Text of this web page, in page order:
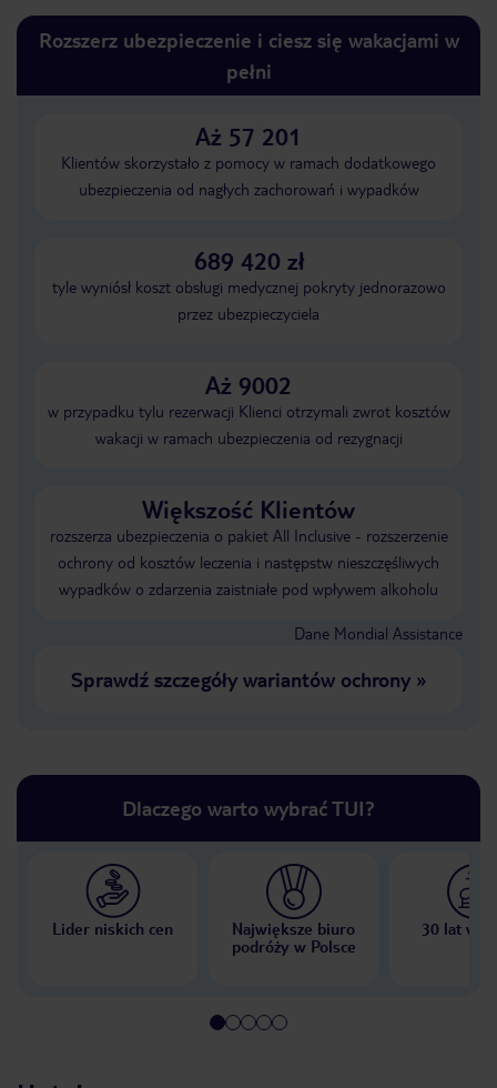
Rozszerz ubezpieczenie i ciesz się wakacjami w
pełni
Aż 57 201
Klientów skorzystało z pomocy w ramach dodatkowego
ubezpieczenia od nagłych zachorowań i wypadków
689 420 zł
tyle wyniósł koszt obsługi medycznej pokryty jednorazowo
przez ubezpieczyciela
Aż 9002
w przypadku tylu rezerwacji Klienci otrzymali zwrot kosztów
wakacji w ramach ubezpieczenia od rezygnacji
Większość Klientów
rozszerza ubezpieczenia o pakiet All Inclusive - rozszerzenie
ochrony od kosztów leczenia i następstw nieszczęśliwych
wypadków o zdarzenia zaistniałe pod wpływem alkoholu
Dane Mondial Assistance
Sprawdź szczegóły wariantów ochrony»
Dlaczego warto wybrać TUI?
Lider niskich cen
Największe biuro
podróży w Polsce
30 lat w